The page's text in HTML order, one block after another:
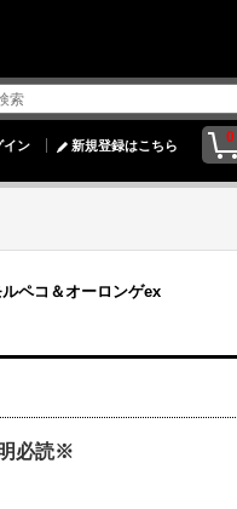
0
イン 新規登録はこちら
ルペコ＆オーロンゲex
必読※